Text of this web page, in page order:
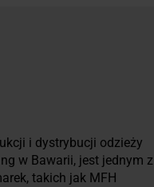
i dystrybucji odzieży
w Bawarii, jest jednym z
takich jak MFH